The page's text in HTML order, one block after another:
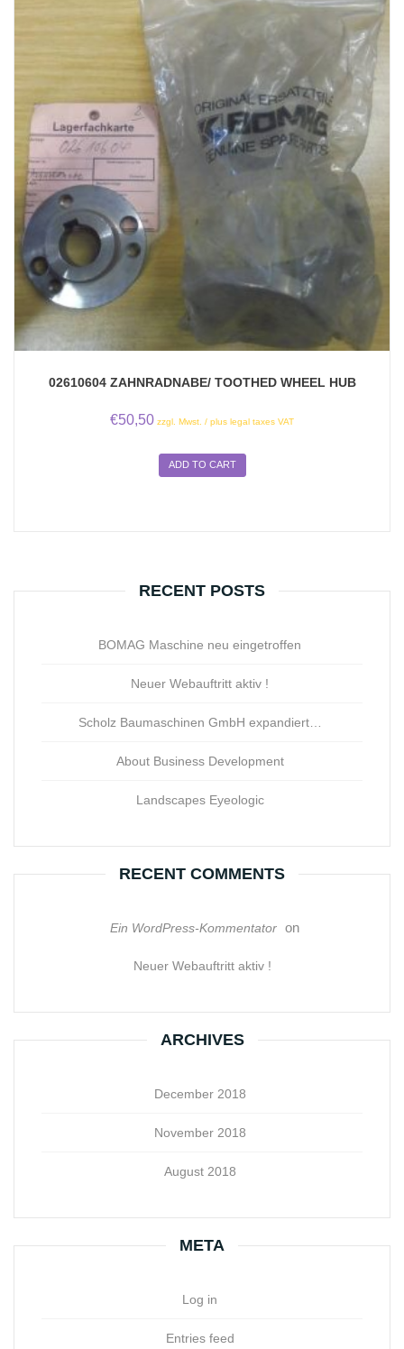
02610604 ZAHNRADNABE/ TOOTHED WHEEL HUB
€50,50 zzgl. Mwst. / plus legal taxes VAT
ADD TO CART
RECENT POSTS
BOMAG Maschine neu eingetroffen
Neuer Webauftritt aktiv !
Scholz Baumaschinen GmbH expandiert…
About Business Development
Landscapes Eyeologic
RECENT COMMENTS
Ein WordPress-Kommentator on
Neuer Webauftritt aktiv !
ARCHIVES
December 2018
November 2018
August 2018
META
Log in
Entries feed